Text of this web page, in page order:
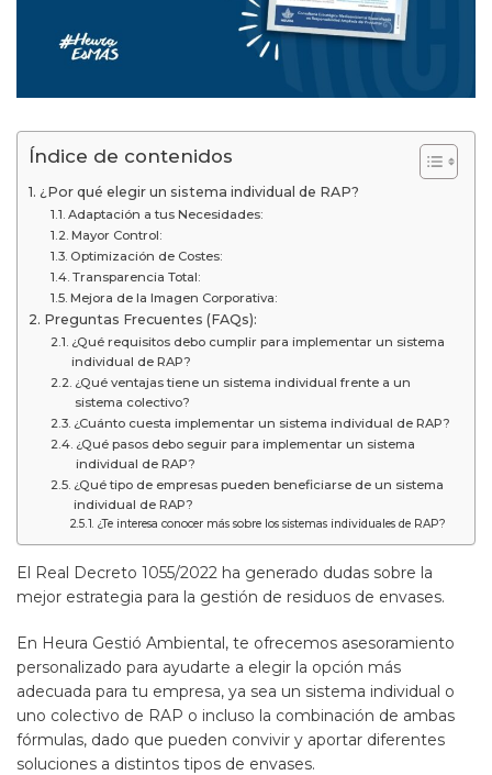
Índice de contenidos
¿Por qué elegir un sistema individual de RAP?
Adaptación a tus Necesidades:
Mayor Control:
Optimización de Costes:
Transparencia Total:
Mejora de la Imagen Corporativa:
Preguntas Frecuentes (FAQs):
¿Qué requisitos debo cumplir para implementar un sistema
individual de RAP?
¿Qué ventajas tiene un sistema individual frente a un
sistema colectivo?
¿Cuánto cuesta implementar un sistema individual de RAP?
¿Qué pasos debo seguir para implementar un sistema
individual de RAP?
¿Qué tipo de empresas pueden beneficiarse de un sistema
individual de RAP?
¿Te interesa conocer más sobre los sistemas individuales de RAP?
El Real Decreto 1055/2022 ha generado dudas sobre la
mejor estrategia para la gestión de residuos de envases.
En Heura Gestió Ambiental, te ofrecemos asesoramiento
personalizado para ayudarte a elegir la opción más
adecuada para tu empresa, ya sea un sistema individual o
uno colectivo de RAP o incluso la combinación de ambas
fórmulas, dado que pueden convivir y aportar diferentes
soluciones a distintos tipos de envases.